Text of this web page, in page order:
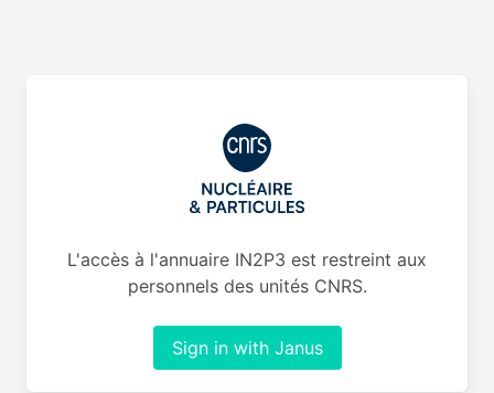
L'accès à l'annuaire IN2P3 est restreint aux
personnels des unités CNRS.
Sign in with Janus